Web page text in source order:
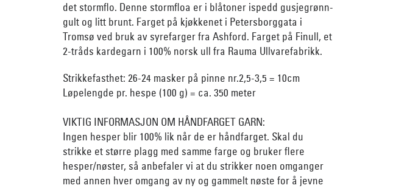
det stormflo. Denne stormfloa er i blåtoner ispedd gusjegrønn-
gult og litt brunt. Farget på kjøkkenet i Petersborggata i
Tromsø ved bruk av syrefarger fra Ashford. Farget på Finull, et
2-tråds kardegarn i 100% norsk ull fra Rauma Ullvarefabrikk.
Strikkefasthet: 26-24 masker på pinne nr.2,5-3,5 = 10cm
Løpelengde pr. hespe (100 g) = ca. 350 meter
VIKTIG INFORMASJON OM HÅNDFARGET GARN:
Ingen hesper blir 100% lik når de er håndfarget. Skal du
strikke et større plagg med samme farge og bruker flere
hesper/nøster, så anbefaler vi at du strikker noen omganger
med annen hver omgang av ny og gammelt nøste for å jevne